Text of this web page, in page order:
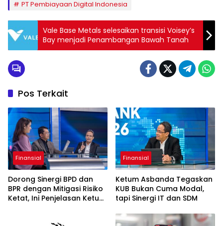
PT Pembiayaan Digital Indonesia
Vale Base Metals selesaikan transisi Voisey’s
Bay menjadi Penambangan Bawah Tanah
Pos Terkait
Finansial
Dorong Sinergi BPD dan
BPR dengan Mitigasi Risiko
Ketat, Ini Penjelasan Ketum
Finansial
Ketum Asbanda Tegaskan
KUB Bukan Cuma Modal,
tapi Sinergi IT dan SDM